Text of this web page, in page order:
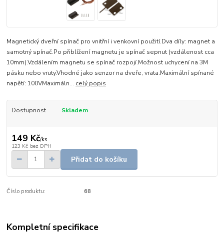
Magnetický dveřní spínač pro vnitřní i venkovní použití.Dva díly: magnet a
samotný spínač.Po přiblížení magnetu je spínač sepnut (vzdálenost cca
10mm).Vzdálením magnetu se spínač rozpojí.Možnost uchycení na 3M
pásku nebo vruty.Vhodné jako senzor na dveře, vrata.Maximální spínané
napětí: 100VMaximáln... celý popis
Dostupnost Skladem
149 Kč/ks
123 Kč bez DPH
Přidat do košíku
Číslo produktu: 68
Kompletní specifikace